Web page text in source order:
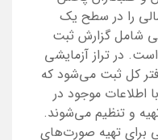
را در سطح یک
شامل گزارش ثبت
در تراز آزمایشی
کل ثبت می‌شود که
اطلاعات موجود در
و تنظیم می‌شوند.
برای تهیه صورت‌های